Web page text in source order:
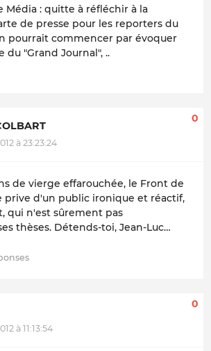
Média : quitte à réfléchir à la
de presse pour les reporters du
pourrait commencer par évoquer
du "Grand Journal", ..
à 23:23:24
0
de vierge effarouchée, le Front de
prive d'un public ironique et réactif,
qui n'est sûrement pas
thèses. Détends-toi, Jean-Luc…
à 11:13:54
0